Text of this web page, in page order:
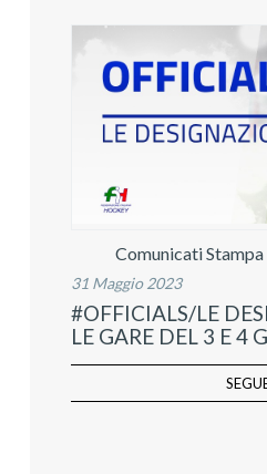
Comunicati
31 Maggio 2023
#OFFICIALS/LE
LE GARE DEL 3 E 4